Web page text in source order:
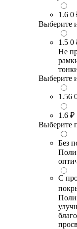
1.6 0
Выберите
1.5 0
Не
Выберите
1.56
1.6 ₽
Выберите
Без
С